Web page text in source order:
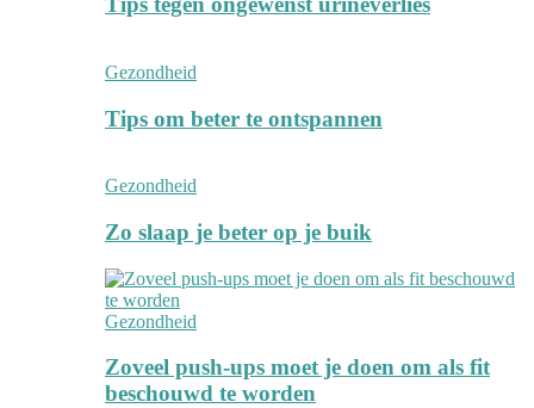
Gezondheid
Tips om beter te ontspannen
Gezondheid
Zo slaap je beter op je buik
Gezondheid
Zoveel push-ups moet je doen om als fit
beschouwd te worden